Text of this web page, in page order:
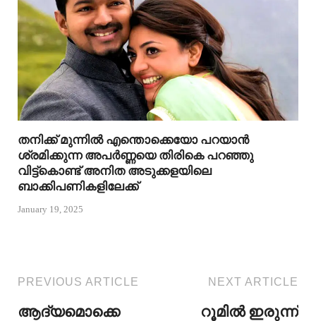
തനിക്ക് മുന്നിൽ എന്തൊക്കെയോ പറയാൻ
ശ്രമിക്കുന്ന അപർണ്ണയെ തിരികെ പറഞ്ഞു
വിട്ട്കൊണ്ട് അനിത അടുക്കളയിലെ
ബാക്കിപണികളിലേക്ക്
January 19, 2025
PREVIOUS ARTICLE
ആദ്യമൊക്കെ
NEXT ARTICLE
റൂമിൽ ഇരുന്ന്